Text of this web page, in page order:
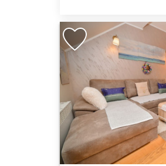
Dvosoban
Zlatibor Centar
spa centra je
su po sat vremena).
obezbedjen.
Zlatibor
Lokacija:
Zlatibor
Planina
m2